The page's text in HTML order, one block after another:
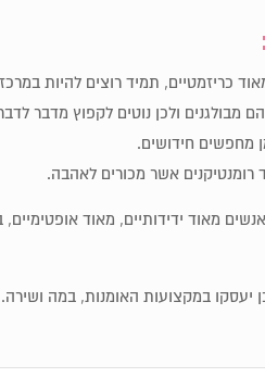
מאוד כריזמטיים, תמיד רוצים להיות
מבולגנים ולכן נוטים לקפוץ מדבר
מחפשים חידושים.
אנשים מאוד ידידותיים, מאוד
יעסקו במקצועות האומנות, במה ושירה.